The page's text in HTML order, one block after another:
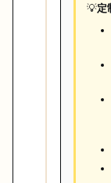
💡定